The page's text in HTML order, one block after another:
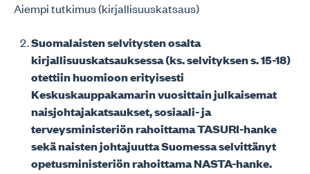
Aiempi tutkimus (kirjallisuuskatsaus)
Suomalaisten selvitysten osalta
kirjallisuuskatsauksessa (ks. selvityksen s. 15-18)
otettiin huomioon erityisesti
Keskuskauppakamarin vuosittain julkaisemat
naisjohtajakatsaukset, sosiaali- ja
terveysministeriön rahoittama TASURI-hanke
sekä naisten johtajuutta Suomessa selvittänyt
opetusministeriön rahoittama NASTA-hanke.